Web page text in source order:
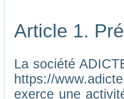
Article 1.
La société
https://
exerce une